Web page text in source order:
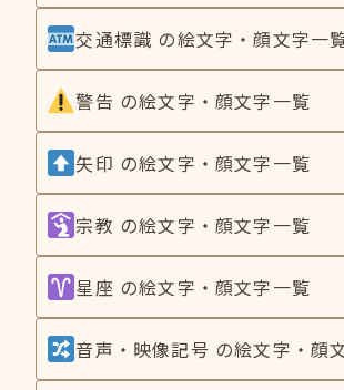
交通標識 の絵文字・顔文字一
警告 の絵文字・顔文字一覧
矢印 の絵文字・顔文字一覧
宗教 の絵文字・顔文字一覧
星座 の絵文字・顔文字一覧
音声・映像記号 の絵文字・顔